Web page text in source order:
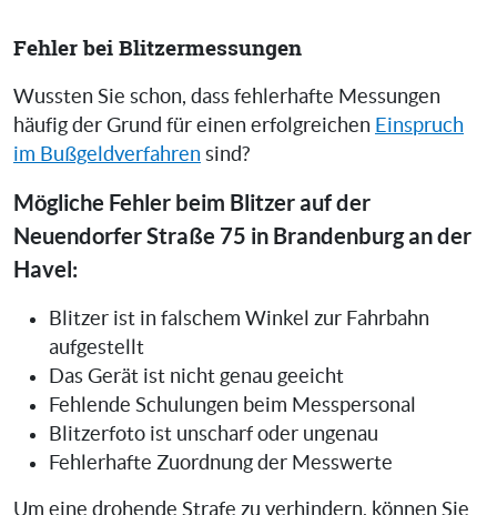
Fehler bei Blitzermessungen
Wussten Sie schon, dass fehlerhafte Messungen
häufig der Grund für einen erfolgreichen Einspruch
im Bußgeldverfahren sind?
Mögliche Fehler beim Blitzer auf der
Neuendorfer Straße 75 in Brandenburg an der
Havel:
Blitzer ist in falschem Winkel zur Fahrbahn
aufgestellt
Das Gerät ist nicht genau geeicht
Fehlende Schulungen beim Messpersonal
Blitzerfoto ist unscharf oder ungenau
Fehlerhafte Zuordnung der Messwerte
Um eine drohende Strafe zu verhindern, können Sie